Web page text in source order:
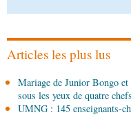
08-08-2026 00:45
gouvernement
sociale 2027-2029
Société
les Nations unies
Articles les plus lus
Mariage de Junior Bongo
sous les yeux de quatre
UMNG : 145 enseignants-